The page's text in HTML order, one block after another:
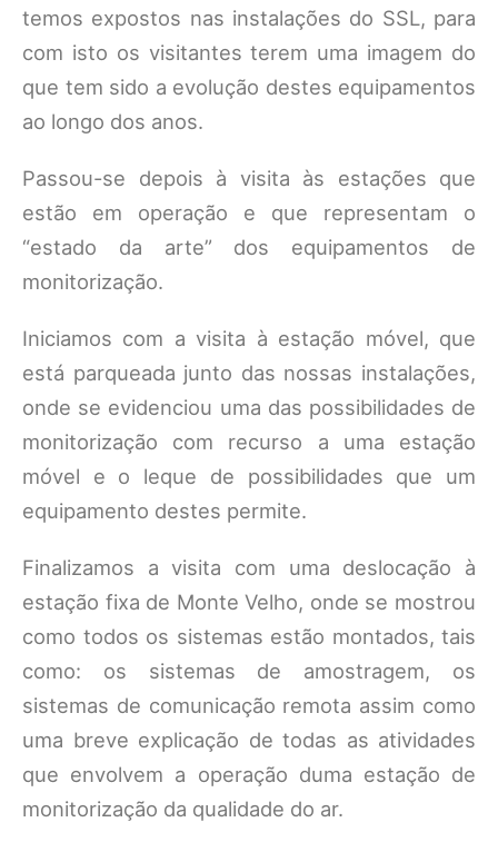
temos expostos nas instalações do SSL, para
com isto os visitantes terem uma imagem do
que tem sido a evolução destes equipamentos
ao longo dos anos.
Passou-se depois à visita às estações que
estão em operação e que representam o
“estado da arte” dos equipamentos de
monitorização.
Iniciamos com a visita à estação móvel, que
está parqueada junto das nossas instalações,
onde se evidenciou uma das possibilidades de
monitorização com recurso a uma estação
móvel e o leque de possibilidades que um
equipamento destes permite.
Finalizamos a visita com uma deslocação à
estação fixa de Monte Velho, onde se mostrou
como todos os sistemas estão montados, tais
como: os sistemas de amostragem, os
sistemas de comunicação remota assim como
uma breve explicação de todas as atividades
que envolvem a operação duma estação de
monitorização da qualidade do ar.